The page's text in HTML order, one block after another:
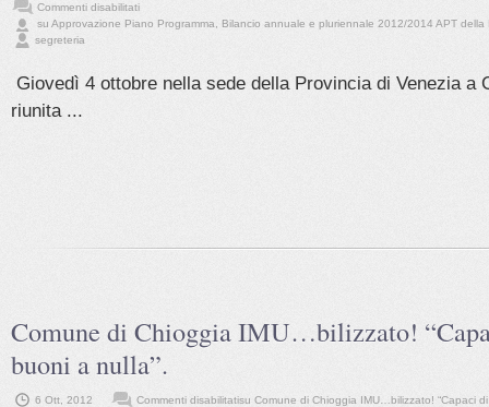
Commenti disabilitati
su Approvazione Piano Programma, Bilancio annuale e pluriennale 2012/2014 APT della
segreteria
Giovedì 4 ottobre nella sede della Provincia di Venezia a
riunita ...
Comune di Chioggia IMU…bilizzato!
buoni a nulla”.
6 Ott, 2012 Commenti disabilitatisu Comune di Chioggia IMU…bilizzato! “Capaci